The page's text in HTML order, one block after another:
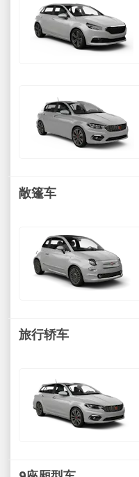
敞篷车
旅行轿车